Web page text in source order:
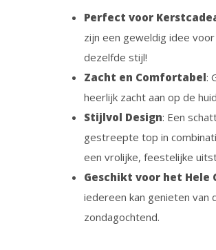
Perfect voor
zijn een geweldig idee
dezelfde stijl!
Zacht en Comfortabel:
heerlijk zacht aan op de
Stijlvol Design: Een
gestreepte top in
een vrolijke, feestelijke
Geschikt voor het Hele
iedereen kan genieten van
zondagochtend.